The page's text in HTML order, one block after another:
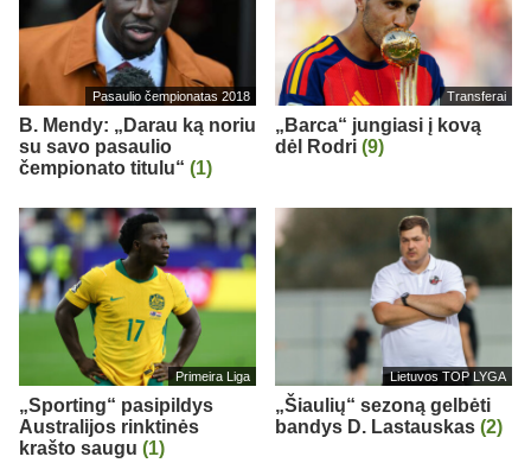
Pasaulio čempionatas 2018
B. Mendy: „Darau ką noriu
su savo pasaulio
čempionato titulu“ (1)
Transferai
„Barca“ jungiasi į kovą
dėl Rodri (9)
Primeira Liga
„Sporting“ pasipildys
Australijos rinktinės
krašto saugu (1)
Lietuvos TOP LYGA
„Šiaulių“ sezoną gelbėti
bandys D. Lastauskas (2)